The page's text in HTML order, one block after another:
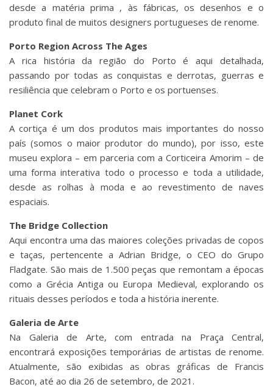
desde a matéria prima , às fábricas, os desenhos e o
produto final de muitos designers portugueses de renome.
Porto Region Across The Ages
A rica história da região do Porto é aqui detalhada,
passando por todas as conquistas e derrotas, guerras e
resiliência que celebram o Porto e os portuenses.
Planet Cork
A cortiça é um dos produtos mais importantes do nosso
país (somos o maior produtor do mundo), por isso, este
museu explora – em parceria com a Corticeira Amorim – de
uma forma interativa todo o processo e toda a utilidade,
desde as rolhas à moda e ao revestimento de naves
espaciais.
The Bridge Collection
Aqui encontra uma das maiores coleções privadas de copos
e taças, pertencente a Adrian Bridge, o CEO do Grupo
Fladgate. São mais de 1.500 peças que remontam a épocas
como a Grécia Antiga ou Europa Medieval, explorando os
rituais desses períodos e toda a história inerente.
Galeria de Arte
Na Galeria de Arte, com entrada na Praça Central,
encontrará exposições temporárias de artistas de renome.
Atualmente, são exibidas as obras gráficas de Francis
Bacon, até ao dia 26 de setembro, de 2021.